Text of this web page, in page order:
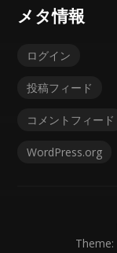
メタ情報
ログイン
投稿フィード
コメントフィード
WordPress.org
Theme: